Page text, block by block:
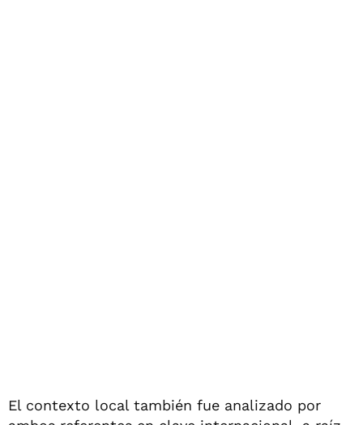
El contexto local también fue analizado por